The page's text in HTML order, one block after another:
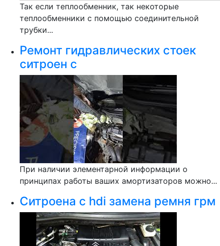
Так если теплообменник, так некоторые
теплообменники с помощью соединительной
трубки...
Ремонт гидравлических стоек
ситроен с
При наличии элементарной информации о
принципах работы ваших амортизаторов можно...
Ситроена с hdi замена ремня грм